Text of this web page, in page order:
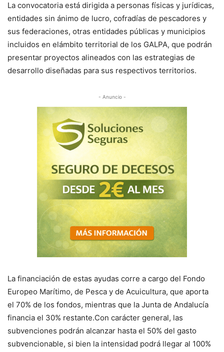
La convocatoria está dirigida a personas físicas y jurídicas,
entidades sin ánimo de lucro, cofradías de pescadores y
sus federaciones, otras entidades públicas y municipios
incluidos en elámbito territorial de los GALPA, que podrán
presentar proyectos alineados con las estrategias de
desarrollo diseñadas para sus respectivos territorios.
- Anuncio -
La financiación de estas ayudas corre a cargo del Fondo
Europeo Marítimo, de Pesca y de Acuicultura, que aporta
el 70% de los fondos, mientras que la Junta de Andalucía
financia el 30% restante.Con carácter general, las
subvenciones podrán alcanzar hasta el 50% del gasto
subvencionable, si bien la intensidad podrá llegar al 100%